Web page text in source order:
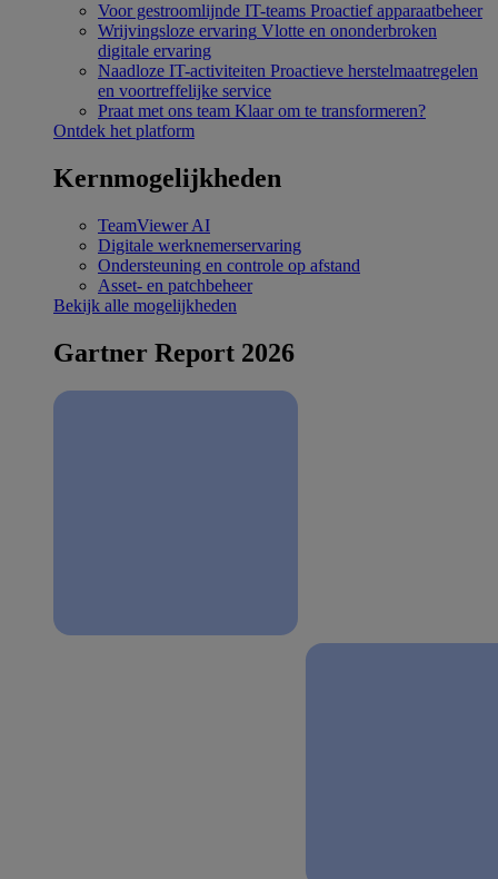
Voor gestroomlijnde IT-teams Proactief apparaatbeheer
Wrijvingsloze ervaring Vlotte en ononderbroken
digitale ervaring
Naadloze IT-activiteiten Proactieve herstelmaatregelen
en voortreffelijke service
Praat met ons team Klaar om te transformeren?
Ontdek het platform
Kernmogelijkheden
TeamViewer AI
Digitale werknemerservaring
Ondersteuning en controle op afstand
Asset- en patchbeheer
Bekijk alle mogelijkheden
Gartner Report 2026